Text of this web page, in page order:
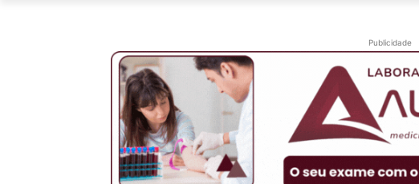
Publicidade